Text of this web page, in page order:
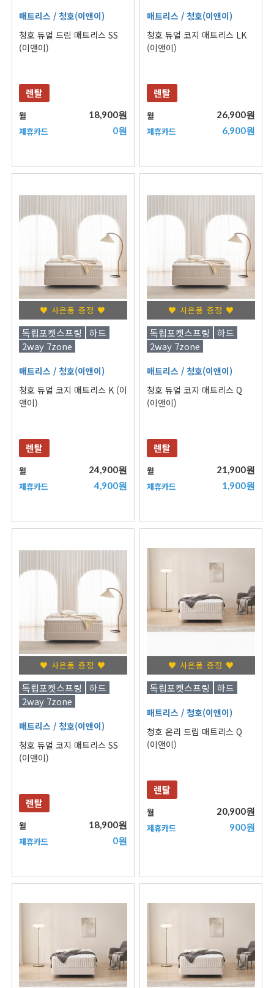
매트리스 / 청호(이앤이)
청호 듀얼 드림 매트리스 SS
(이앤이)
렌탈
월 18,900원
제휴카드 0원
매트리스 / 청호(이앤이)
청호 듀얼 코지 매트리스 LK
(이앤이)
렌탈
월 26,900원
제휴카드 6,900원
♥ 사은품 증정 ♥
독립포켓스프링
하드
2way 7zone
매트리스 / 청호(이앤이)
청호 듀얼 코지 매트리스 K (이
앤이)
렌탈
월 24,900원
제휴카드 4,900원
♥ 사은품 증정 ♥
독립포켓스프링
하드
2way 7zone
매트리스 / 청호(이앤이)
청호 듀얼 코지 매트리스 Q
(이앤이)
렌탈
월 21,900원
제휴카드 1,900원
♥ 사은품 증정 ♥
독립포켓스프링
하드
2way 7zone
매트리스 / 청호(이앤이)
청호 듀얼 코지 매트리스 SS
(이앤이)
렌탈
월 18,900원
제휴카드 0원
♥ 사은품 증정 ♥
독립포켓스프링 하드
매트리스 / 청호(이앤이)
청호 온리 드림 매트리스 Q
(이앤이)
렌탈
월 20,900원
제휴카드 900원